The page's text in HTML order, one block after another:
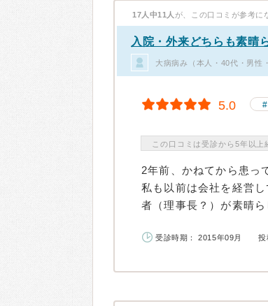
17人中11人 が、この口コミが参考に
入院・外来どちらも素晴
大病病み（本人・40代・男性
5.0
この口コミは受診から5年以上
2年前、かねてから患っ
私も以前は会社を経営
者（理事長？）が素晴
受診時期： 2015年09月 投